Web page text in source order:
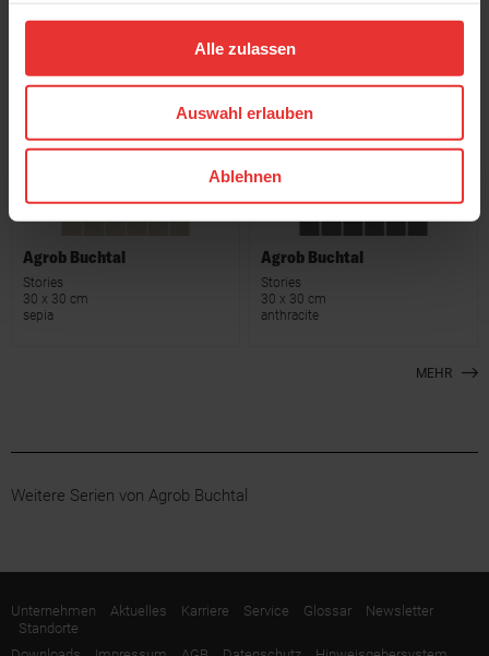
Alle zulassen
Auswahl erlauben
Ablehnen
Stories
Stories
concrete
Agrob Buchtal
Stories
30 x 30 cm
sepia
Agrob Buchtal
Stories
30 x 30 cm
anthracite
MEHR
Weitere Serien von Agrob Buchtal
Unternehmen Aktuelles Karriere Service Glossar
Newsletter
Standorte